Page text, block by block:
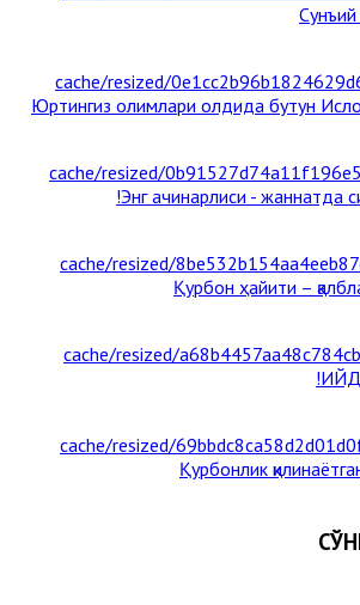
Юртингиз олимлари олдида бутун
Энг ачинарлиси - жаннатда
Қурбон ҳайити –
Қурбонлик